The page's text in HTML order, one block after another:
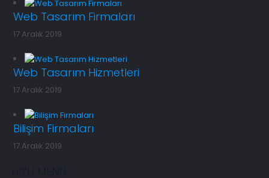
Web Tasarım Firmaları
17 Aralık 2019
Web Tasarım Hizmetleri
17 Aralık 2019
Bilişim Firmaları
17 Aralık 2019